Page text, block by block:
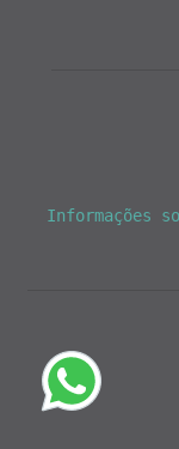
Informações